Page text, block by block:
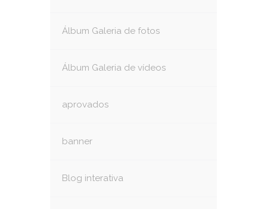
Álbum Galeria de fotos
Álbum Galeria de vídeos
aprovados
banner
Blog interativa